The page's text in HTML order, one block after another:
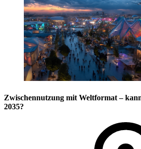
Zwischennutzung mit Weltformat –
2035?